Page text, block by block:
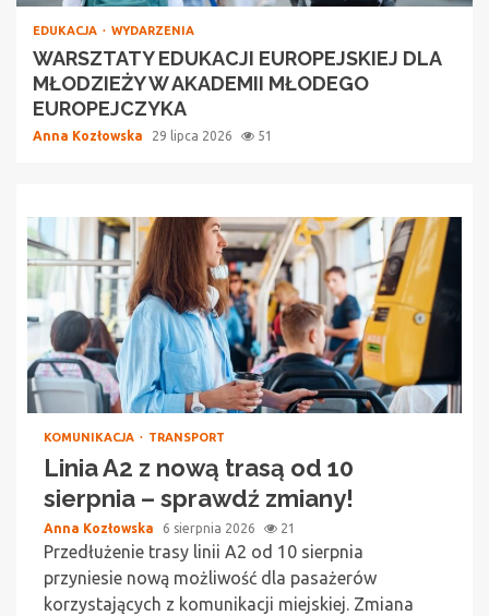
EDUKACJA WYDARZENIA
WARSZTATY EDUKACJI EUROPEJSKIEJ DLA
MŁODZIEŻY W AKADEMII MŁODEGO
EUROPEJCZYKA
Anna Kozłowska 29 lipca 2026 51
KOMUNIKACJA TRANSPORT
Linia A2 z nową trasą od 10
sierpnia – sprawdź zmiany!
Anna Kozłowska 6 sierpnia 2026 21
Przedłużenie trasy linii A2 od 10 sierpnia
przyniesie nową możliwość dla pasażerów
korzystających z komunikacji miejskiej. Zmiana